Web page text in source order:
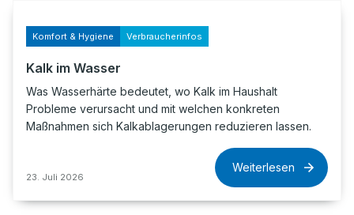
Komfort & Hygiene Verbraucherinfos
Kalk im Wasser
Was Wasserhärte bedeutet, wo Kalk im Haushalt
Probleme verursacht und mit welchen konkreten
Maßnahmen sich Kalkablagerungen reduzieren lassen.
23. Juli 2026
Weiterlesen